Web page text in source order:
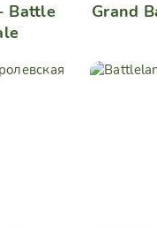
Battle
Grand